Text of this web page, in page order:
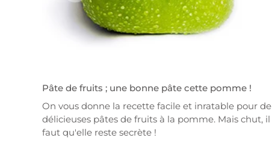
Pâte de fruits ; une bonne pâte cette pomme !
On vous donne la recette facile et inratable pour de
délicieuses pâtes de fruits à la pomme. Mais chut, il
faut qu'elle reste secrète !